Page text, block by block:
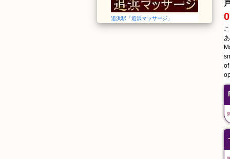
追浜駅「追浜マッサージ」 0